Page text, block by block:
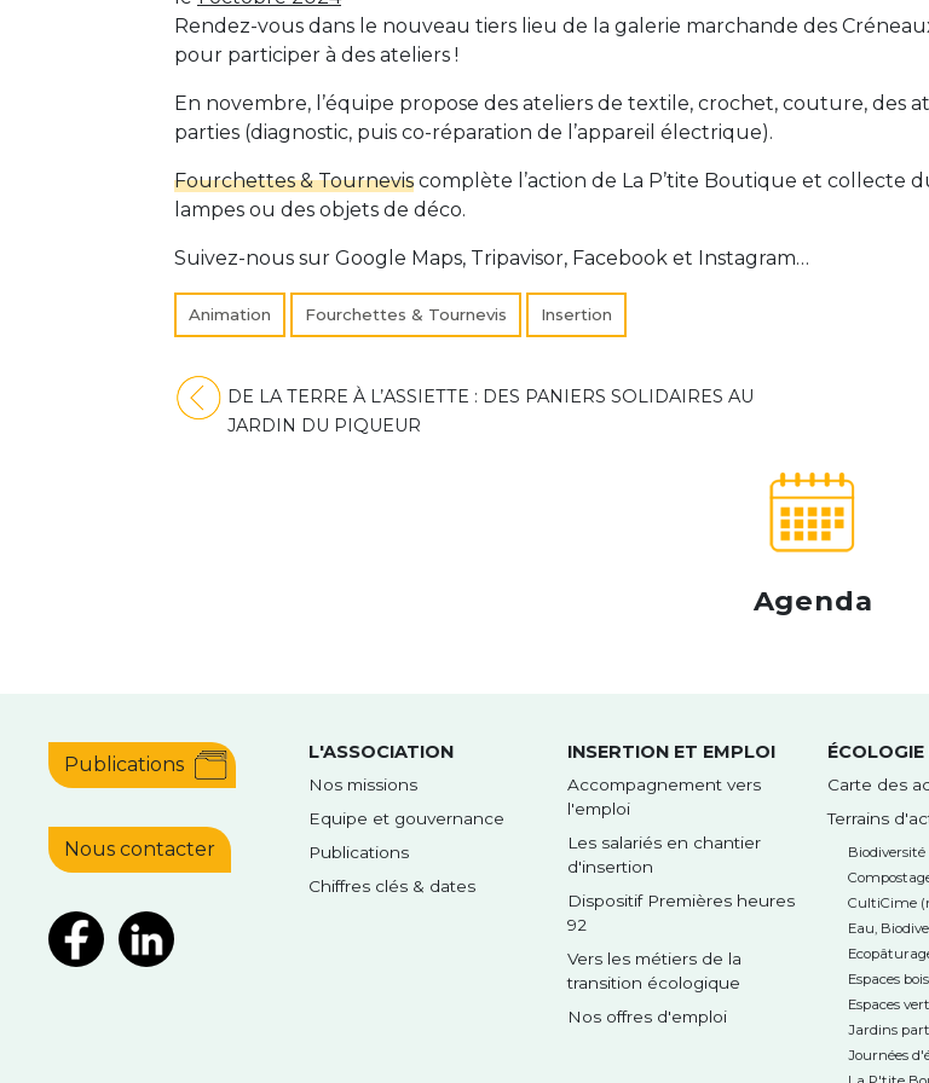
Rendez-vous dans le nouveau tiers lieu de la galerie marchande des
pour participer à des ateliers !
En novembre, l’équipe propose des ateliers de textile, crochet, couture, des
parties (diagnostic, puis co-réparation de l’appareil électrique).
Fourchettes & Tournevis complète l’action de La P’tite Boutique et collecte
lampes ou des objets de déco.
Suivez-nous sur Google Maps, Tripavisor, Facebook et Instagram…
Animation Fourchettes & Tournevis Insertion
Navigation
DE LA TERRE À L’ASSIETTE : DES PANIERS SOLIDAIRES AU
JARDIN DU PIQUEUR
Agenda
Publications
Nous contacter
L'ASSOCIATION
Nos missions
Equipe et gouvernance
Publications
Chiffres clés & dates
INSERTION ET EMPLOI
Accompagnement vers
l'emploi
Les salariés en chantier
d'insertion
Dispositif Premières heures
92
Vers les métiers de la
transition écologique
Nos offres d'emploi
Carte des
Terrains
Biodiversité
CultiCime
Eau,
Espaces
Espaces
Jardins
Journées